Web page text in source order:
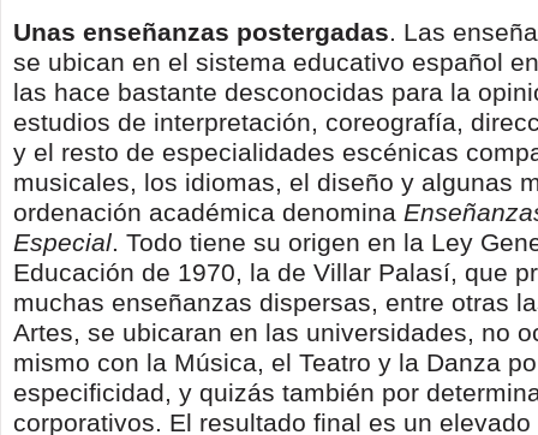
Unas enseñanzas postergadas. Las
se ubican en el sistema educativo español
las hace bastante desconocidas para la
estudios de interpretación, coreografía,
y el resto de especialidades escénicas
musicales, los idiomas, el diseño y algunas
ordenación académica denomina
Especial. Todo tiene su origen en la Ley
Educación de 1970, la de Villar Palasí, que
muchas enseñanzas dispersas, entre otras
Artes, se ubicaran en las universidades, no
mismo con la Música, el Teatro y la Danza
especificidad, y quizás también por
corporativos. El resultado final es un